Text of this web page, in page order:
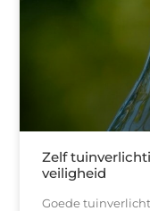
Zelf
veiligheid
Goede